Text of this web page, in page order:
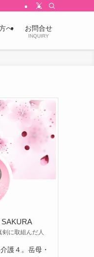
へ お問合せ
INQUIRY
に取組んだ人
護４。岳母・